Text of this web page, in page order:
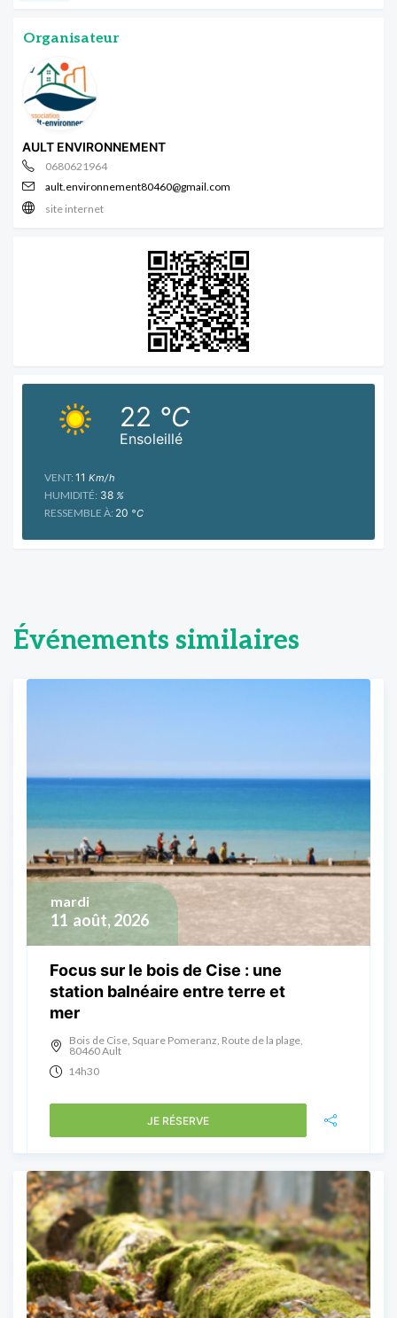
Organisateur
AULT ENVIRONNEMENT
0680621964
ault.environnement80460@gmail.com
site internet
Ensoleillé
22 °C
VENT: 11 Km/h
HUMIDITÉ: 38 %
RESSEMBLE À: 20 °C
Événements similaires
11 août, 2026
mardi
Focus sur le bois de Cise : une
station balnéaire entre terre et
mer
Bois de Cise, Square Pomeranz, Route de la plage,
80460 Ault
14h30
JE RÉSERVE